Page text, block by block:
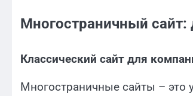
Многостраничный
Классический сайт для
Многостраничные сайты – это